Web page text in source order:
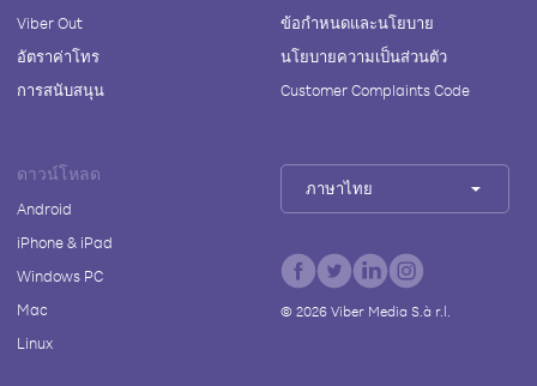
Viber Out
อัตราค่าโทร
การสนับสนุน
ข้อกำหนดและนโยบาย
นโยบายความเป็นส่วนตัว
Customer Complaints Code
ดาวน์โหลด
Android
iPhone & iPad
Windows PC
Mac
Linux
ภาษาไทย
© 2026Viber Media S.à r.l.